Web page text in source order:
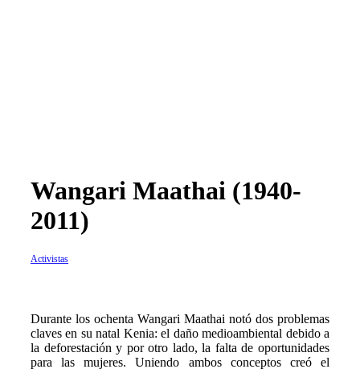
Wangari Maathai (1940-
2011)
Activistas
Durante los ochenta Wangari Maathai notó dos problemas
claves en su natal Kenia: el daño medioambiental debido a
la deforestación y por otro lado, la falta de oportunidades
para las mujeres. Uniendo ambos conceptos creó el